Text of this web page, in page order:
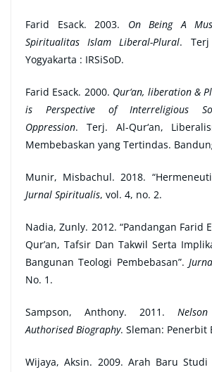
Farid Esack. 2003. On Being A
Spiritualitas Islam Liberal-Plural. Terj
Yogyakarta : IRSiSoD.
Farid Esack. 2000. Qur‘an, liberation &
is Perspective of Interreligious
Oppression. Terj. Al-Qur‘an,
Membebaskan yang Tertindas.
Munir, Misbachul. 2018.
Jurnal Spiritualis, vol. 4, no. 2.
Nadia, Zunly. 2012. “Pandangan Farid
Qur’an, Tafsir Dan Takwil Serta
Bangunan Teologi Pembebasan”.
No. 1.
Sampson, Anthony. 2011.
Authorised Biography. Sleman: Penerbit
Wijaya, Aksin. 2009. Arah Baru Studi